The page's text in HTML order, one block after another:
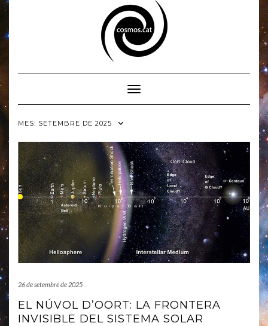
Skip
Toggle Navigation
MES: SETEMBRE DE 2025
26 de setembre de 2025
EL NÚVOL D’OORT: LA FRONTERA
INVISIBLE DEL SISTEMA SOLAR